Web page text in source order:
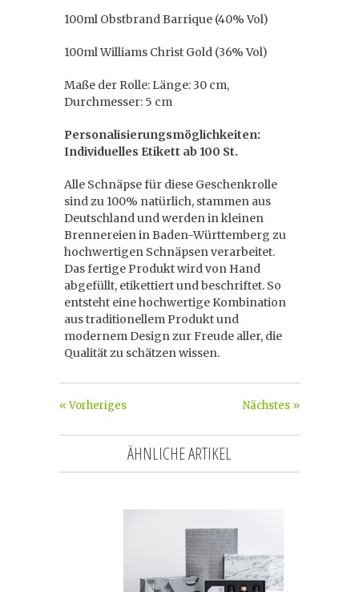
100ml Obstbrand Barrique (40% Vol)
100ml Williams Christ Gold (36% Vol)
Maße der Rolle: Länge: 30 cm,
Durchmesser: 5 cm
Personalisierungsmöglichkeiten:
Individuelles Etikett ab 100 St.
Alle Schnäpse für diese Geschenkrolle
sind zu 100% natürlich, stammen aus
Deutschland und werden in kleinen
Brennereien in Baden-Württemberg zu
hochwertigen Schnäpsen verarbeitet.
Das fertige Produkt wird von Hand
abgefüllt, etikettiert und beschriftet. So
entsteht eine hochwertige Kombination
aus traditionellem Produkt und
modernem Design zur Freude aller, die
Qualität zu schätzen wissen.
Nächstes »
« Vorheriges
ÄHNLICHE ARTIKEL